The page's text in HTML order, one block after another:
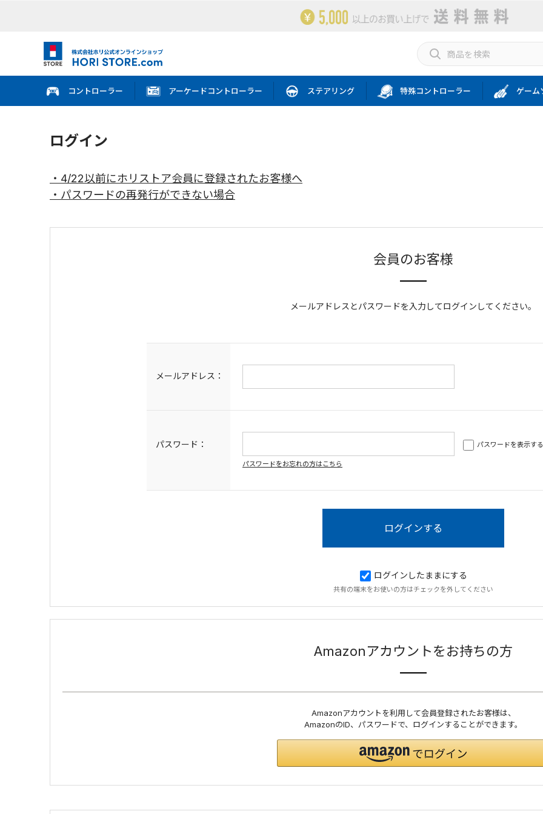
コントローラー アーケードコントローラー ステアリング 特殊コントローラー ゲーム
ログイン
・4/22以前にホリストア会員に登録されたお客様へ
・パスワードの再発行ができない場合
会員のお客様
メールアドレスとパスワードを入力してログインしてください。
メールアドレス：
パスワード： パスワードを表示する
パスワードをお忘れの方はこちら
ログインしたままにする
共有の端末をお使いの方はチェックを外してください
Amazonアカウントをお持ちの方
Amazonアカウントを利用して会員登録されたお客様は、
AmazonのID、パスワードで、ログインすることができます。